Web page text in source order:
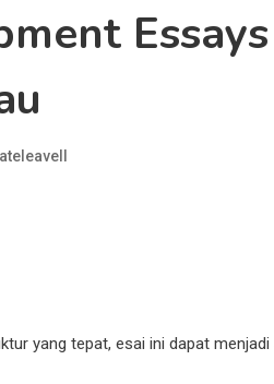
yang tepat, esai ini dapat